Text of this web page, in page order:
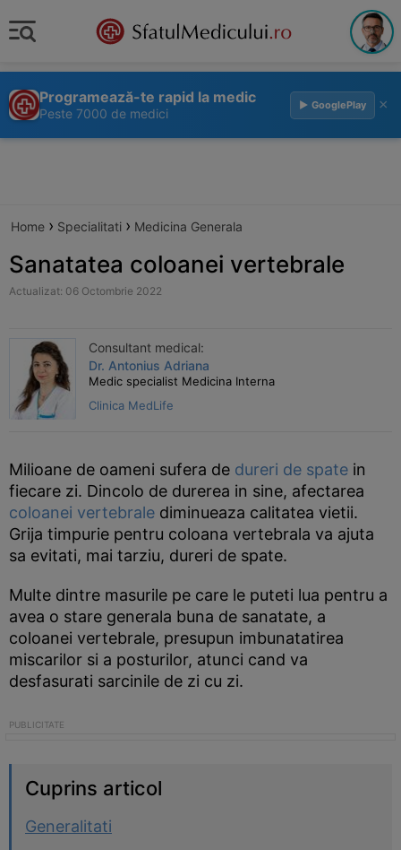
Programează-te rapid la medic
Peste 7000 de medici
▶ GooglePlay ×
Home › Specialitati › Medicina Generala
Sanatatea coloanei vertebrale
Actualizat: 06 Octombrie 2022
Consultant medical:
Dr. Antonius Adriana
Medic specialist Medicina Interna
Clinica MedLife
Milioane de oameni sufera de dureri de spate in
fiecare zi. Dincolo de durerea in sine, afectarea
coloanei vertebrale diminueaza calitatea vietii.
Grija timpurie pentru coloana vertebrala va ajuta
sa evitati, mai tarziu, dureri de spate.
Multe dintre masurile pe care le puteti lua pentru a
avea o stare generala buna de sanatate, a
coloanei vertebrale, presupun imbunatatirea
miscarilor si a posturilor, atunci cand va
desfasurati sarcinile de zi cu zi.
Cuprins articol
Generalitati